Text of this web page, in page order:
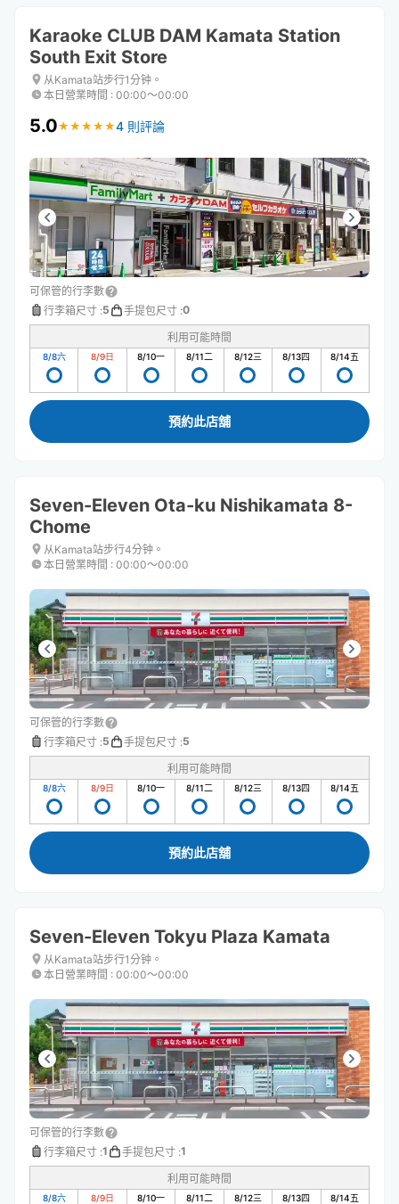
Karaoke CLUB DAM Kamata Station
South Exit Store
从Kamata站步行1分钟。
本日營業時間 : 00:00〜00:00
5.0★ ★ ★ ★ ★
★ ★ ★ ★ ★4 則評論
可保管的行李數
行李箱尺寸 :5 手提包尺寸 :0
利用可能時間
8/8六 8/9日 8/10一 8/11二 8/12三 8/13四 8/14五
預約此店舖
Seven-Eleven Ota-ku Nishikamata 8-
Chome
从Kamata站步行4分钟。
本日營業時間 : 00:00〜00:00
可保管的行李數
行李箱尺寸 :5 手提包尺寸 :5
利用可能時間
8/8六 8/9日 8/10一 8/11二 8/12三 8/13四 8/14五
預約此店舖
Seven-Eleven Tokyu Plaza Kamata
从Kamata站步行1分钟。
本日營業時間 : 00:00〜00:00
可保管的行李數
行李箱尺寸 :1 手提包尺寸 :1
利用可能時間
8/8六 8/9日 8/10一 8/11二 8/12三 8/13四 8/14五